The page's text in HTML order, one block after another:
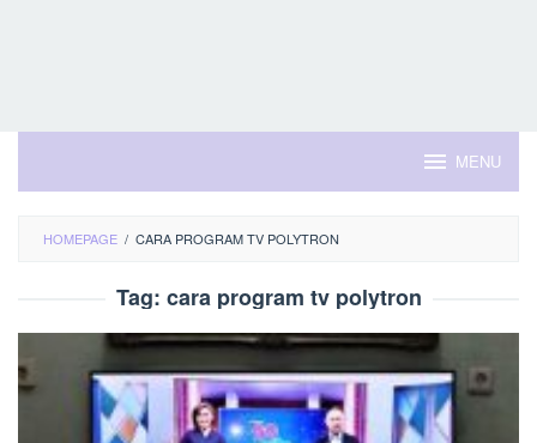
MENU
HOMEPAGE / CARA PROGRAM TV POLYTRON
Tag: cara program tv polytron